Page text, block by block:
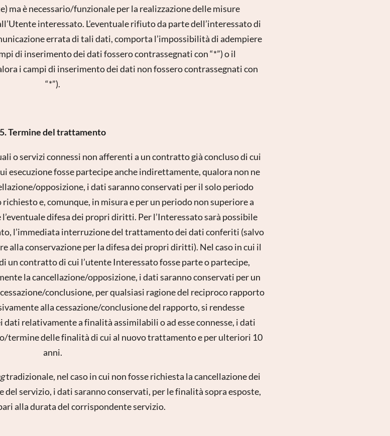
ma è necessario/funzionale per la realizzazione delle misure
interessato. L’eventuale rifiuto da parte dell’interessato di
errata di tali dati, comporta l’impossibilità di adempiere
di inserimento dei dati fossero contrassegnati con “*”) o il
i campi di inserimento dei dati non fossero contrassegnati con
“*”).
5. Termine del trattamento
o servizi connessi non afferenti a un contratto già concluso di cui
esecuzione fosse partecipe anche indirettamente, qualora non ne
opposizione, i dati saranno conservati per il solo periodo
e, comunque, in misura e per un periodo non superiore a
difesa dei propri diritti. Per l’Interessato sarà possibile
l’immediata interruzione del trattamento dei dati conferiti (salvo
alla conservazione per la difesa dei propri diritti). Nel caso in cui il
un contratto di cui l’utente Interessato fosse parte o partecipe,
la cancellazione/opposizione, i dati saranno conservati per un
conclusione, per qualsiasi ragione del reciproco rapporto
alla cessazione/conclusione del rapporto, si rendesse
relativamente a finalità assimilabili o ad esse connesse, i dati
termine delle finalità di cui al nuovo trattamento e per ulteriori 10
anni.
tradizionale, nel caso in cui non fosse richiesta la cancellazione dei
servizio, i dati saranno conservati, per le finalità sopra esposte,
alla durata del corrispondente servizio.